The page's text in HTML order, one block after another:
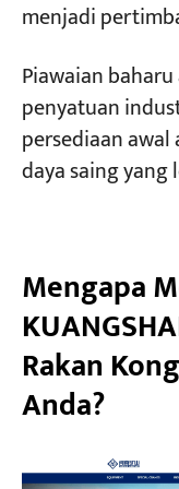
menjadi
Piawaian
penyatuan
persediaan
daya saing yang
Mengapa
Rakan
Anda?